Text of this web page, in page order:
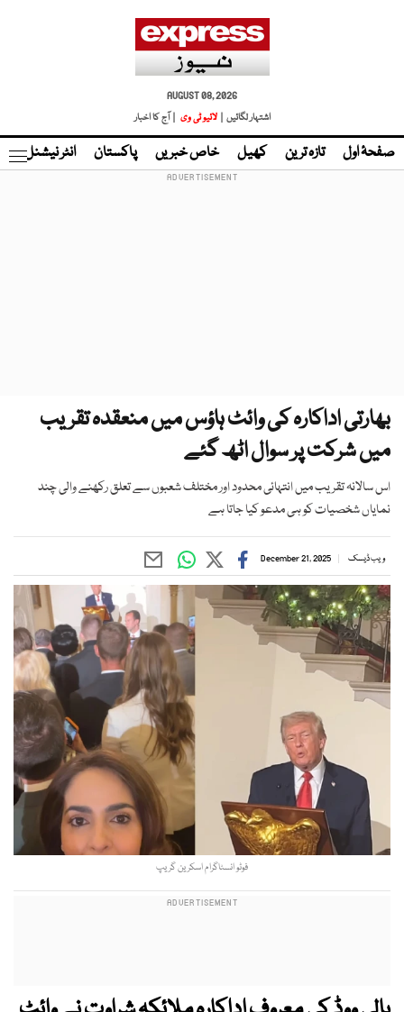
AUGUST 08, 2026
اشتہار لگائیں |
لائیو ٹی وی | آج کا اخبار
صفحۂ اول تازہ ترین کھیل خاص خبریں پاکستان انٹر نیشنل
بھارتی اداکارہ کی وائٹ ہاؤس میں منعقدہ تقریب
میں شرکت پر سوال اٹھ گئے
اس سالانہ تقریب میں انتہائی محدود اور مختلف شعبوں سے تعلق رکھنے والی چند
نمایاں شخصیات کو ہی مدعو کیا جاتا ہے
ویب ڈیسک December 21, 2025
فوٹو انسٹاگرام اسکرین گریپ